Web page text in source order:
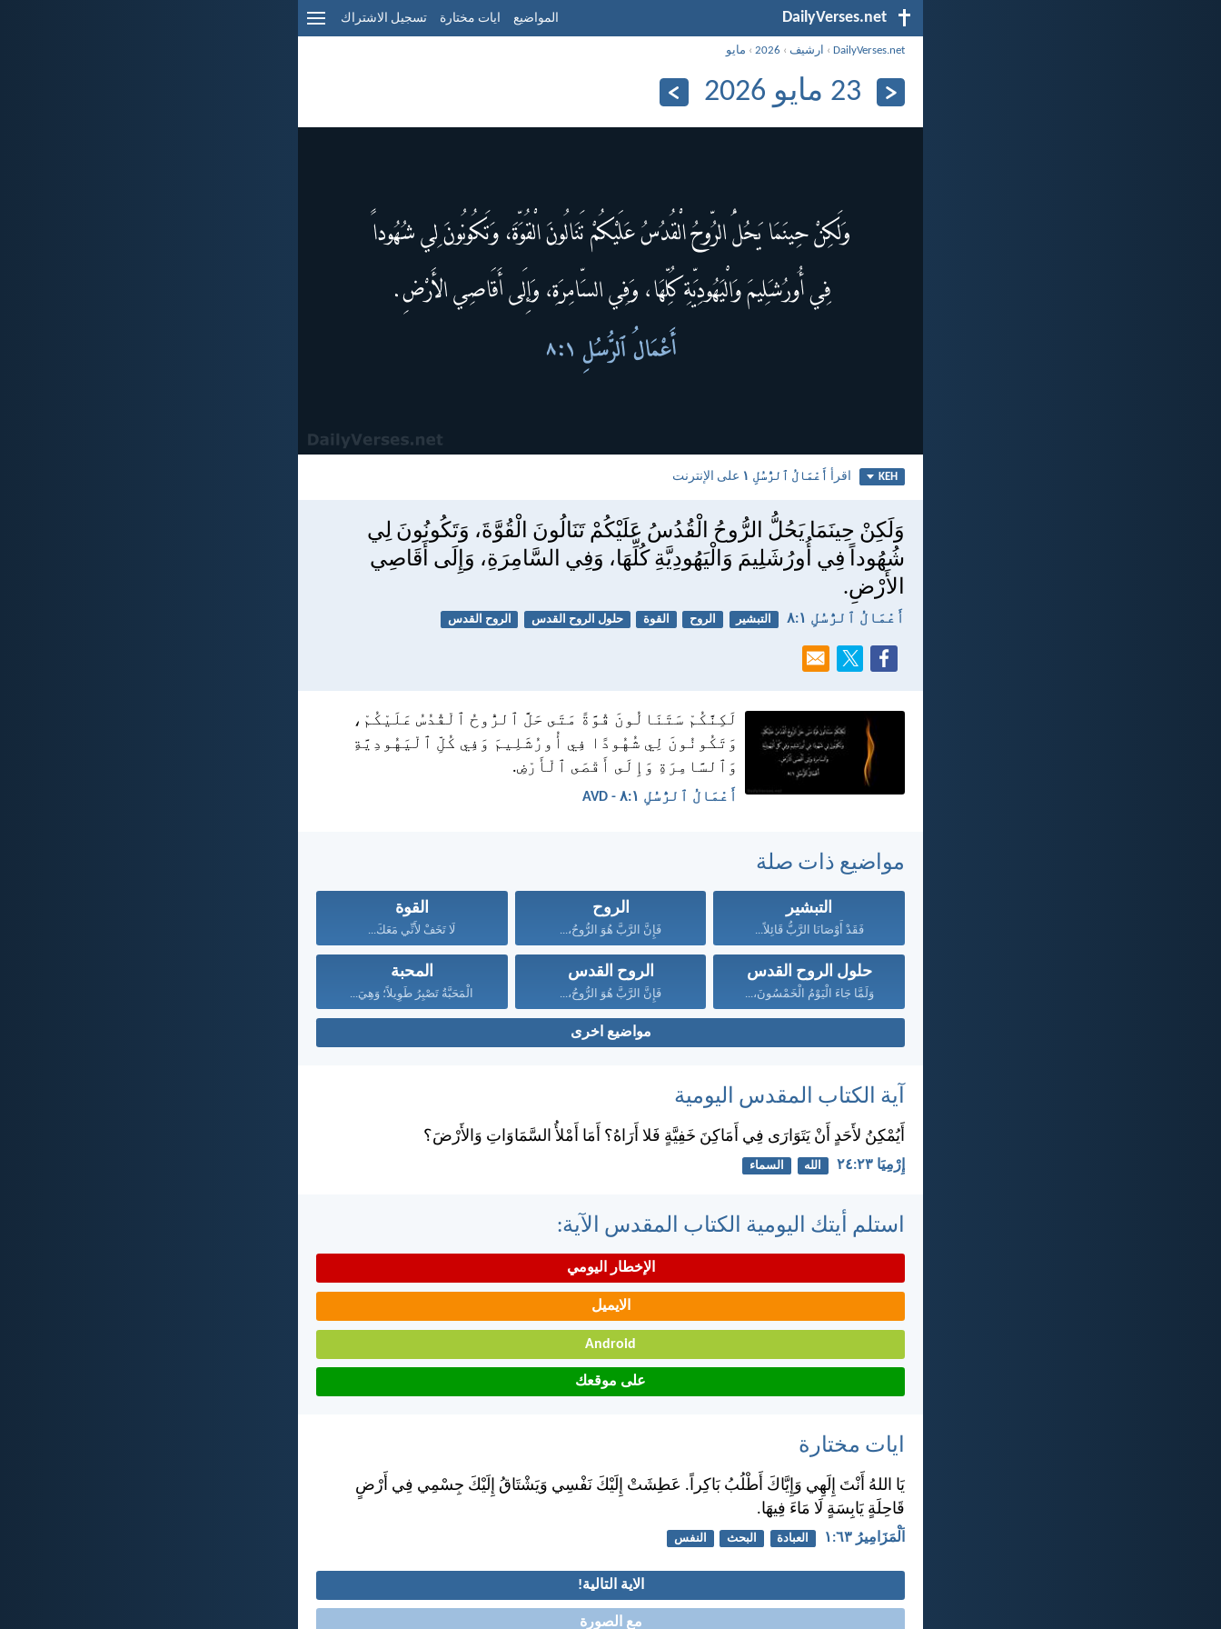
DailyVerses.net المواضيع ايات مختارة تسجيل الاشتراك
DailyVerses.net
› ارشيف ›
2026
› مايو
23 مايو 2026
KEH اقرأ أَعْمَالُ ٱلرُّسُلِ ١ على الإنترنت
وَلَكِنْ حِينَمَا يَحُلُّ الرُّوحُ الْقُدُسُ عَلَيْكُمْ تَنَالُونَ الْقُوَّةَ، وَتَكُونُونَ لِي
شُهُوداً فِي أُورُشَلِيمَ وَالْيَهُودِيَّةِ كُلِّهَا، وَفِي السَّامِرَةِ، وَإِلَى أَقَاصِي
الأَرْضِ.
أَعْمَالُ ٱلرُّسُلِ ١:‏٨ التبشير الروح القوة حلول الروح القدس الروح القدس
لَكِنَّكُمْ سَتَنَالُونَ قُوَّةً مَتَى حَلَّ ٱلرُّوحُ ٱلْقُدُسُ عَلَيْكُمْ،
وَتَكُونُونَ لِي شُهُودًا فِي أُورُشَلِيمَ وَفِي كُلِّ ٱلْيَهُودِيَّةِ
وَٱلسَّامِرَةِ وَإِلَى أَقْصَى ٱلْأَرْضِ.
أَعْمَالُ ٱلرُّسُلِ ١:‏٨ - AVD
مواضيع ذات صلة
التبشير
فَقَدْ أَوْصَانَا الرَّبُّ قَائِلاً...
الروح
فَإِنَّ الرَّبَّ هُوَ الرُّوحُ،...
القوة
لَا تَخَفْ لأَنِّي مَعَكَ...
حلول الروح القدس
وَلَمَّا جَاءَ الْيَوْمُ الْخَمْسُونَ،...
الروح القدس
فَإِنَّ الرَّبَّ هُوَ الرُّوحُ،...
المحبة
الْمَحَبَّةُ تَصْبِرُ طَوِيلاً؛ وَهِيَ...
مواضيع اخرى
آية الكتاب المقدس اليومية
أَيُمْكِنُ لأَحَدٍ أَنْ يَتَوَارَى فِي أَمَاكِنَ خَفِيَّةٍ فَلا أَرَاهُ؟ أَمَا أَمْلأُ السَّمَاوَاتِ وَالأَرْضَ؟
إِرْمِيَا ٢٣:‏٢٤ الله السماء
استلم أيتك اليومية الكتاب المقدس الآية:
الإخطار اليومي
الايميل
Android
على موقعك
ايات مختارة
يَا اللهُ أَنْتَ إِلَهِي وَإِيَّاكَ أَطْلُبُ بَاكِراً. عَطِشَتْ إِلَيْكَ نَفْسِي وَيَشْتَاقُ إِلَيْكَ جِسْمِي فِي أَرْضٍ
قَاحِلَةٍ يَابِسَةٍ لَا مَاءَ فِيهَا.
اَلْمَزَامِيرُ ٦٣:‏١ العبادة البحث النفس
الاية التالية!
مع الصورة